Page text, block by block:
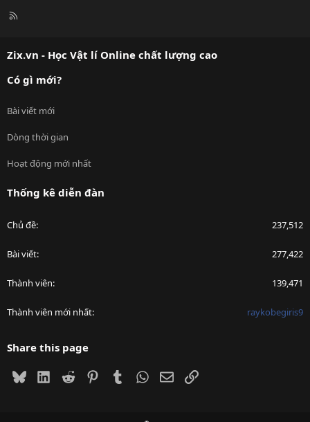
R
Zix.vn - Học Vật lí Online chất lượng cao
Có gì mới?
Bài viết mới
Dòng thời gian
Hoạt động mới nhất
Thống kê diễn đàn
Chủ đề 237,512
Bài viết 277,422
Thành viên 139,471
Thành viên mới nhất raykobegiris9
Share this page
BlueskyLinkedIn
Reddit PinterestTumblrWhatsApp
EmailLink